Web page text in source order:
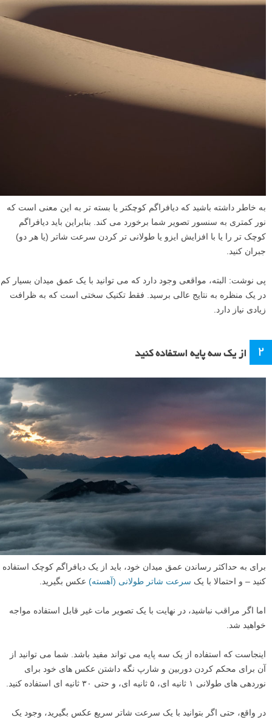
به خاطر داشته باشید که دیافراگم کوچکتر یا بسته تر به این معنی است که
نور کمتری به سنسور تصویر شما برخورد می کند. بنابراین باید دیافراگم
کوچک تر را یا با افزایش ایزو یا طولانی تر کردن سرعت شاتر (یا هر دو)
جبران کنید.
پی نوشت: البته، مواقعی وجود دارد که می توانید با یک عمق میدان بسیار کم
در یک منظره به نتایج عالی برسید. فقط تکنیک سختی است که به ظرافت
زیادی نیاز دارد.
۲ از یک سه پایه استفاده کنید
برای به حداکثر رساندن عمق میدان خود، باید از یک دیافراگم کوچک استفاده
کنید – و احتمالا با یک سرعت شاتر طولانی (آهسته) عکس بگیرید.
اما اگر مراقب نباشید، در نهایت با یک تصویر مات غیر قابل استفاده مواجه
خواهید شد.
اینجاست که استفاده از یک سه پایه می تواند مفید باشد. شما می توانید از
آن برای محکم کردن دوربین و شارپ نگه داشتن عکس های خود برای
نوردهی های طولانی ۱ ثانیه ای، ۵ ثانیه ای، و حتی ۳۰ ثانیه ای استفاده کنید.
در واقع، حتی اگر بتوانید با یک سرعت شاتر سریع عکس بگیرید، وجود یک